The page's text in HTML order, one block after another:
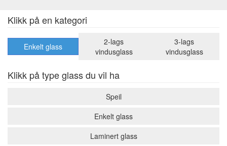
Klikk på en kategori
Enkelt glass
2-lags
vindusglass
3-lags
vindusglass
Klikk på type glass du vil ha
Speil
Enkelt glass
Laminert glass